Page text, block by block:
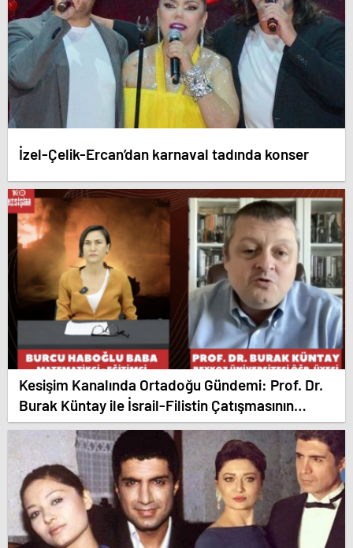
İzel-Çelik-Ercan’dan karnaval tadında konser
Kesişim Kanalında Ortadoğu Gündemi: Prof. Dr.
Burak Küntay ile İsrail-Filistin Çatışmasının
Geleceği